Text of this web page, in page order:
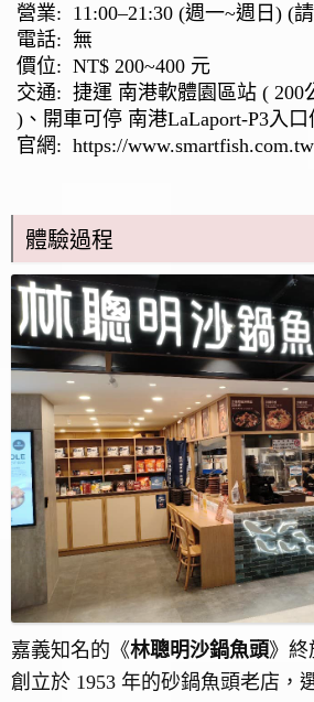
營業: 11:00–21:30 (週一~週日) (
電話: 無
價位: NT$ 200~400 元
交通: 捷運 南港軟體園區站 ( 200
)、開車可停 南港LaLaport-P3入
官網: https://www.smartfish.com.tw
體驗過程
嘉義知名的《林聰明沙鍋魚頭》終
創立於 1953 年的砂鍋魚頭老店，